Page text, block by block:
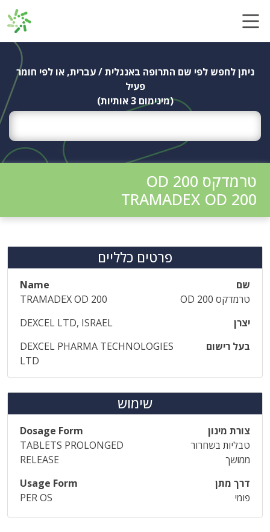
ניתן לחפש לפי שם התרופה באנגלית / עברית, או לפי חומר
פעיל
(מינימום 3 אותיות)
טרמדקס OD 200
TRAMADEX OD 200
פרטים כלליים
שם
Name
טרמדקס OD 200
TRAMADEX OD 200
יצרן
DEXCEL LTD, ISRAEL
בעל רישום
DEXCEL PHARMA TECHNOLOGIES
LTD
שימוש
צורת מינון
Dosage Form
טבליות בשחרור
ממושך
TABLETS PROLONGED
RELEASE
דרך מתן
Usage Form
פומי
PER OS